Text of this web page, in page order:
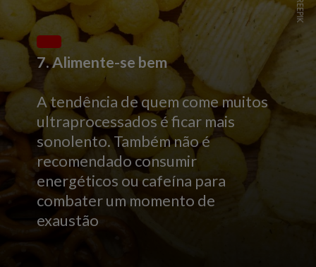
FREEPIK
7. Alimente-se bem
A tendência de quem come muitos
ultraprocessados é ficar mais
sonolento. Também não é
recomendado consumir
energéticos ou cafeína para
combater um momento de
exaustão